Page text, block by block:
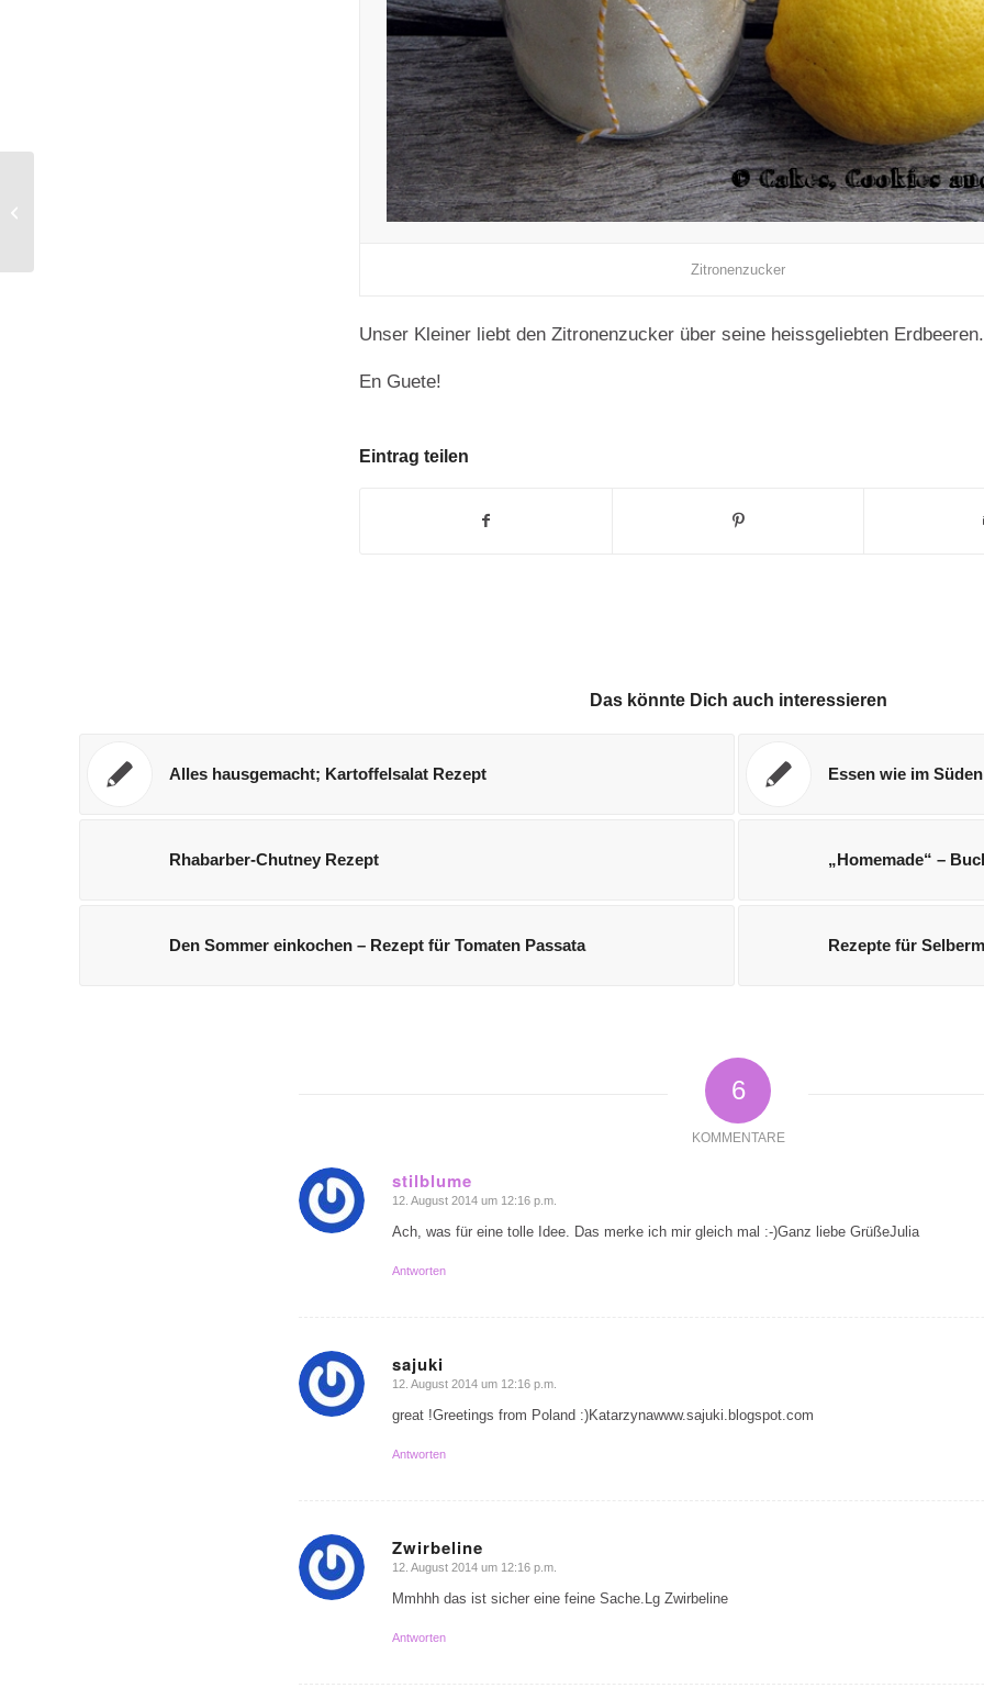
Zitronenzucker
Unser Kleiner liebt den Zitronenzucker über seine heissgeliebten Erdbeeren.
En Guete!
Eintrag teilen
Das könnte Dich auch interessieren
Alles hausgemacht; Kartoffelsalat Rezept Essen wie im
Rhabarber-Chutney Rezept „Homemade“ –
Den Sommer einkochen – Rezept für Tomaten Passata Rezepte für
6
KOMMENTARE
stilblume
sagte:
12. August 2014 um 12:16 p.m.
Ach, was für eine tolle Idee. Das merke ich mir gleich mal :-)Ganz liebe GrüßeJulia
Antworten
sajuki
sagte:
12. August 2014 um 12:16 p.m.
great !Greetings from Poland :)Katarzynawww.sajuki.blogspot.com
Antworten
Zwirbeline
sagte:
12. August 2014 um 12:16 p.m.
Mmhhh das ist sicher eine feine Sache.Lg Zwirbeline
Antworten